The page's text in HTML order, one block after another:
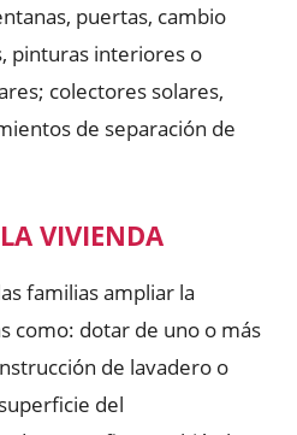
puertas, cambio
pinturas interiores o
colectores solares,
de separación de
VIVIENDA
familias ampliar la
como: dotar de uno o más
de lavadero o
del